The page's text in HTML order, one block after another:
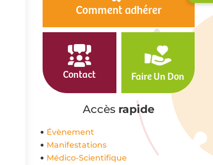
Comment adhérer
Contact Faire Un Don
Accès rapide
Évènement
Manifestations
Médico-Scientifique